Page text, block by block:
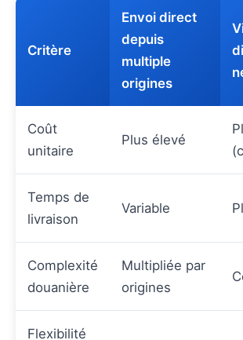
Critère
Envoi direct
depuis
multiple
origines
Coût
unitaire
Plus élevé
Temps de
livraison
Variable
Complexité
douanière
Multipliée par
origines
Flexibilité